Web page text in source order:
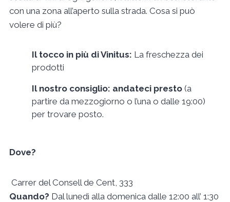
con una zona all’aperto sulla strada. Cosa si può
volere di più?
Il tocco in più di Vinitus: La freschezza dei
prodotti
Il nostro consiglio: andateci presto(a
partire da mezzogiorno o l’una o dalle 19:00)
per trovare posto.
Dove?
Carrer del Consell de Cent, 333
Quando? Dal lunedì alla domenica dalle 12:00 all’ 1:30